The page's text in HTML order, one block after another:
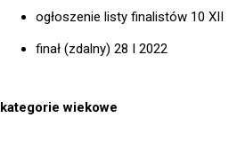
ogłoszenie listy finalistów 10 XII
finał (zdalny) 28 I 2022
kategorie wiekowe